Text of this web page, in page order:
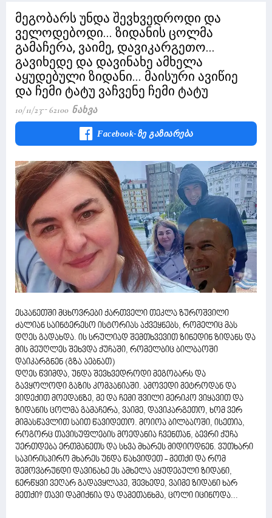
მეგობარს უნდა შევხვედროდი და
ველოდებოდი... ზიდანის ცოლმა
გამაჩერა, ვაიმე, დავიკარგეთო...
გავიხედე და დავინახე ამხელა
აყუდებული ზიდანი... მაისური ავიწიე
და ჩემი ტატუ ვაჩვენე ჩემი ტატუ
10/11/23 62100 Ნახვა
Facebook-Ზე Გაზიარება
ესპანეთში მცხოვრები ქართველი თეკლა ზუროშვილი
ძალიან საინტერესო ისტორიას აქვეყნებს, რომელიც მას
დღეს გადახდა. ის სრულიად შემთხვევით ზინედინ ზიდანს და
მის მეუღლეს შეხვდა ქუჩაში, რომელბიც ბილბაოში
დაიკარგნენ (გზა აებნათ)
დღეს წვიმდა, უნდა შევხვედროდი მეგობარს და
გავყოლოდი გაზის კომპანიაში. ამოვედი მეტროდან და
ვიდექით მოედანზე, მე და ჩემი შვილი მერიკო ვიყავით და
ზიდანის ცოლმა გამაჩერა, ვაიმე, დავიკარგეთო, ხომ ვერ
მიმასწავლით საით წავიდეთო. მოიოა ბილბაოში, ისეთია,
როგორც თავისუფლების მოედანია ჩვენთან, ბევრი ქუჩა
უერთდება ერთმანეთს და სხვა მხარეს მიდიოდნენ. ვუთხარი
საპირისპირო მხარეს უნდა წახვიდეთ - მეთქი და რომ
შემოვბრუნდი დავინახე ეს ამხელა აყუდებული ზიდანი,
ნერწყვი ვეღარ გადავყლაპე, შევხედე, ვაიმე ზიდანი ხარ
მეთქი? თავი დამიქნია და დამეთანხმა, ცოლი იცინოდა...